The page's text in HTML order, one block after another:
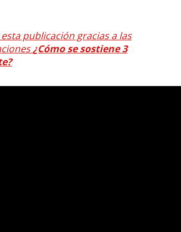
publicación gracias a las
¿Cómo se sostiene 3